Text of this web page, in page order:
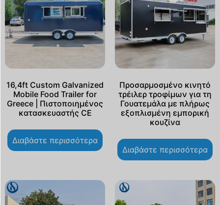
16,4ft Custom Galvanized
Mobile Food Trailer for
Greece | Πιστοποιημένος
κατασκευαστής CE
Διαβάστε περισσότερα
Προσαρμοσμένο κινητό
τρέιλερ τροφίμων για τη
Γουατεμάλα με πλήρως
εξοπλισμένη εμπορική
κουζίνα
Διαβάστε περισσότερα